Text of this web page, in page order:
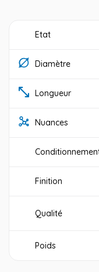
Etat
Diamètre
Longueur
Nuances
Finition
Qualité
Poids